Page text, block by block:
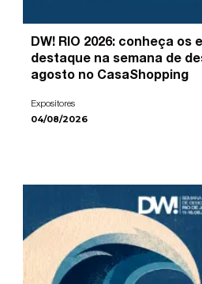
DW! RIO 2026: conheça os
destaque na semana de
agosto no CasaShopping
Expositores
04/08/2026